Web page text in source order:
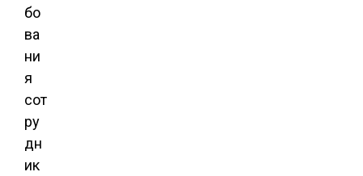
бо
ва
ни
я
сот
ру
дн
ик